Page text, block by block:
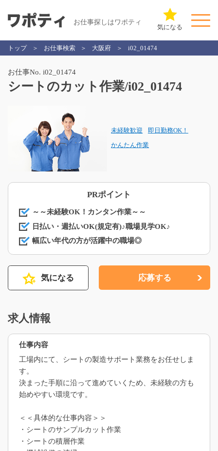
お仕事探しはワポティ
気になる
トップ お仕事検索 大阪府 i02_01474
お仕事No. i02_01474
シートのカット作業/i02_01474
未経験歓迎 即日勤務OK！
かんたん作業
PRポイント
～～未経験OK！カンタン作業～～
日払い・週払いOK(規定有)♪職場見学OK♪
幅広い年代の方が活躍中の職場◎
気になる 応募する
求人情報
仕事内容
工場内にて、シートの製造サポート業務をお任せしま
す。
決まった手順に沿って進めていくため、未経験の方も
始めやすい環境です。
＜＜具体的な仕事内容＞＞
・シートのサンプルカット作業
・シートの積層作業